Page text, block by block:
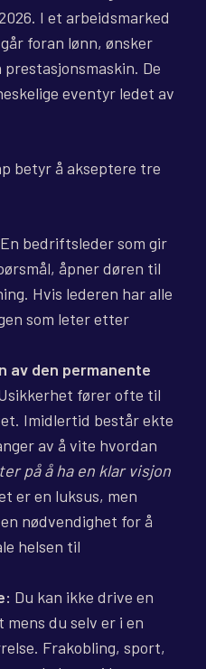
I et arbeidsmarked
foran lønn, ønsker
De
eventyr ledet av
betyr å akseptere tre
En bedriftsleder som gir
åpner døren til
Hvis lederen har alle
som leter etter
av den permanente
fører ofte til
Imidlertid består ekte
av å vite hvordan
på å ha en klar visjon
er en luksus, men
nødvendighet for å
helsen til
Du kan ikke drive en
du selv er i en
Frakobling, sport,